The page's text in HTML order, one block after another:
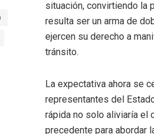
situación, convirtiendo la
resulta ser un arma de
ejercen su derecho a
tránsito.
La expectativa ahora se
representantes del
rápida no solo aliviaría el
precedente para abordar